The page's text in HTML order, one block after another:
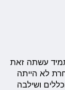
עשתה זאת
לא הייתה
ושילבה